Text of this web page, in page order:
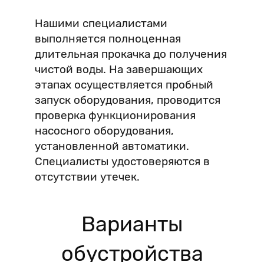
Нашими специалистами
выполняется полноценная
длительная прокачка до получения
чистой воды. На завершающих
этапах осуществляется пробный
запуск оборудования, проводится
проверка функционирования
насосного оборудования,
установленной автоматики.
Специалисты удостоверяются в
отсутствии утечек.
Варианты
обустройства